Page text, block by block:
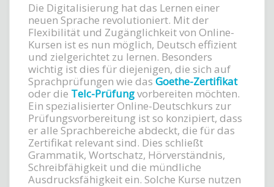
Die Digitalisierung hat das Lernen einer
neuen Sprache revolutioniert. Mit der
Flexibilität und Zugänglichkeit von Online-
Kursen ist es nun möglich, Deutsch effizient
und zielgerichtet zu lernen. Besonders
wichtig ist dies für diejenigen, die sich auf
Sprachprüfungen wie das Goethe-Zertifikat
oder die Telc-Prüfungvorbereiten möchten.
Ein spezialisierter Online-Deutschkurs zur
Prüfungsvorbereitung ist so konzipiert, dass
er alle Sprachbereiche abdeckt, die für das
Zertifikat relevant sind. Dies schließt
Grammatik, Wortschatz, Hörverständnis,
Schreibfähigkeit und die mündliche
Ausdrucksfähigkeit ein. Solche Kurse nutzen